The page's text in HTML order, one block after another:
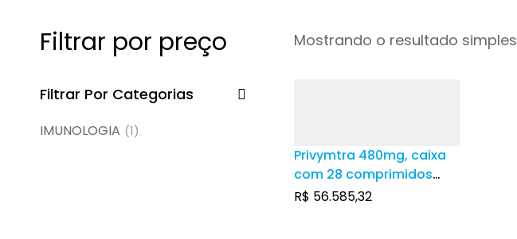
Filtrar por preço
Filtrar Por Categorias
IMUNOLOGIA (1)
Mostrando o resultado simples
Privymtra 480mg, caixa
com 28 comprimidos
revestidos
R$ 56.585,32